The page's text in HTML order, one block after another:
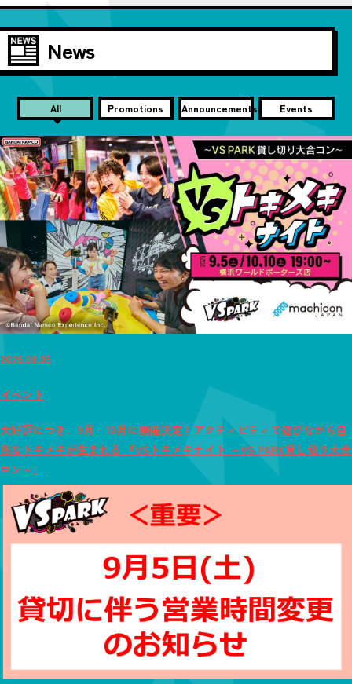
News
All Promotions Announcements Events
2026.08.05
イベント
大好評につき、9月・10月に開催決定！アクティビティで遊びながら自
然なトキメキが生まれる 『VSトキメキナイト ～VS PARK貸し切り大合
コン～』